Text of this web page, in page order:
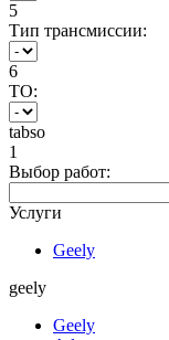
5
Тип трансмиссии:
6
ТО:
tabso
1
Выбор работ:
Услуги
Geely
geely
Geely